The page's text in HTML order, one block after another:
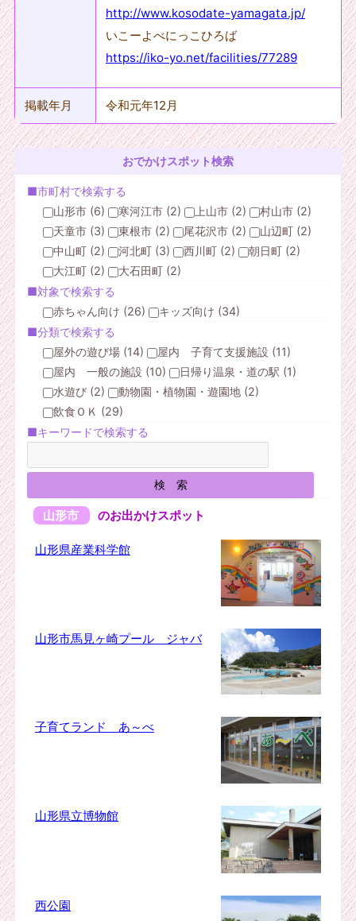
http://www.kosodate-yamagata.jp/
いこーよべにっこひろば
https://iko-yo.net/facilities/77289
掲載年月 令和元年12月
おでかけスポット検索
■市町村で検索する
山形市 (6)
寒河江市 (2) 上山市 (2)
村山市 (2)
天童市 (3)
東根市 (2) 尾花沢市 (2)
山辺町 (2)
中山町 (2)
河北町 (3) 西川町 (2)
朝日町 (2)
大江町 (2)
大石田町 (2)
■対象で検索する
赤ちゃん向け (26)
キッズ向け (34)
■分類で検索する
屋外の遊び場 (14)
屋内 子育て支援施設 (11)
屋内 一般の施設 (10)
日帰り温泉・道の駅 (1)
水遊び (2)
動物園・植物園・遊園地 (2)
飲食ＯＫ (29)
■キーワードで検索する
山形市 のお出かけスポット
山形県産業科学館
山形市馬見ヶ崎プール ジャバ
子育てランド あ～べ
山形県立博物館
西公園